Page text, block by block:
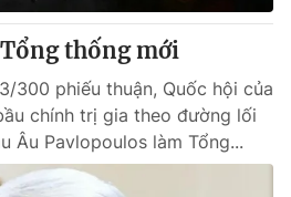
thống mới
300 phiếu thuận, Quốc hội của
chính trị gia theo đường lối
Âu Pavlopoulos làm Tổng...